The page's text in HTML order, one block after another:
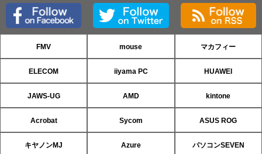
FMV mouse マカフィー
ELECOM iiyama PC HUAWEI
JAWS-UG AMD kintone
Acrobat Sycom ASUS ROG
キヤノンMJ Azure パソコンSEVEN